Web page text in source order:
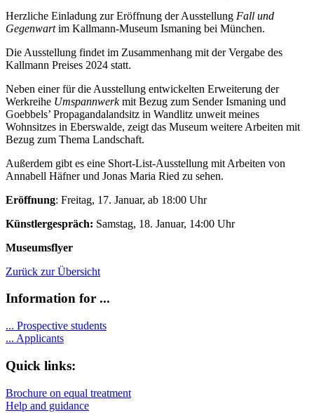
Herzliche Einladung zur Eröffnung der Ausstellung Fall und
Gegenwartim Kallmann-Museum Ismaning bei München.
Die Ausstellung findet im Zusammenhang mit der Vergabe des
Kallmann Preises 2024 statt.
Neben einer für die Ausstellung entwickelten Erweiterung der
Werkreihe Umspannwerkmit Bezug zum Sender Ismaning und
Goebbels’ Propagandalandsitz in Wandlitz unweit meines
Wohnsitzes in Eberswalde, zeigt das Museum weitere Arbeiten mit
Bezug zum Thema Landschaft.
Außerdem gibt es eine Short-List-Ausstellung mit Arbeiten von
Annabell Häfner und Jonas Maria Ried zu sehen.
Eröffnung: Freitag, 17. Januar, ab 18:00 Uhr
Künstlergespräch: Samstag, 18. Januar, 14:00 Uhr
Museumsflyer
Zurück zur Übersicht
Information for ...
... Prospective students
... Applicants
Quick links:
Brochure on equal treatment
Help and guidance